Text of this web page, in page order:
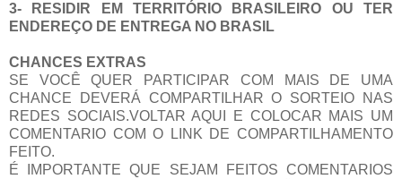
3- RESIDIR EM TERRITÓRIO BRASILEIRO OU TER
ENDEREÇO DE ENTREGA NO BRASIL
CHANCES EXTRAS
SE VOCÊ QUER PARTICIPAR COM MAIS DE UMA
CHANCE DEVERÁ COMPARTILHAR O SORTEIO NAS
REDES SOCIAIS.VOLTAR AQUI E COLOCAR MAIS UM
COMENTARIO COM O LINK DE COMPARTILHAMENTO
FEITO.
É IMPORTANTE QUE SEJAM FEITOS COMENTARIOS